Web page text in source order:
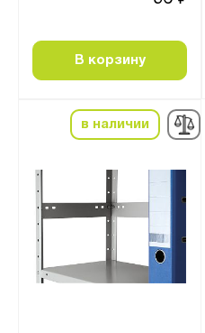
В корзину
в наличии